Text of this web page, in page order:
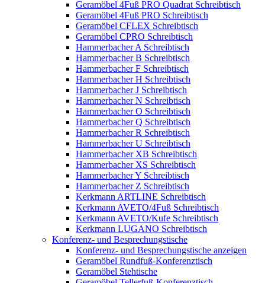
Geramöbel 4Fuß PRO Quadrat Schreibtisch
Geramöbel 4Fuß PRO Schreibtisch
Geramöbel CFLEX Schreibtisch
Geramöbel CPRO Schreibtisch
Hammerbacher A Schreibtisch
Hammerbacher B Schreibtisch
Hammerbacher F Schreibtisch
Hammerbacher H Schreibtisch
Hammerbacher J Schreibtisch
Hammerbacher N Schreibtisch
Hammerbacher O Schreibtisch
Hammerbacher Q Schreibtisch
Hammerbacher R Schreibtisch
Hammerbacher U Schreibtisch
Hammerbacher XB Schreibtisch
Hammerbacher XS Schreibtisch
Hammerbacher Y Schreibtisch
Hammerbacher Z Schreibtisch
Kerkmann ARTLINE Schreibtisch
Kerkmann AVETO/4Fuß Schreibtisch
Kerkmann AVETO/Kufe Schreibtisch
Kerkmann LUGANO Schreibtisch
Konferenz- und Besprechungstische
Konferenz- und Besprechungstische anzeigen
Geramöbel Rundfuß-Konferenztisch
Geramöbel Stehtische